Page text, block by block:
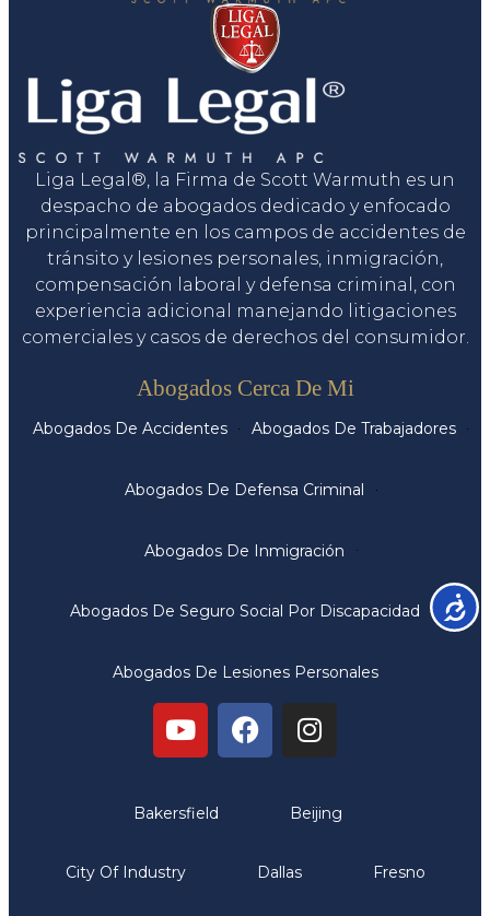
Liga Legal®, la Firma de Scott Warmuth es un
despacho de abogados dedicado y enfocado
principalmente en los campos de accidentes de
tránsito y lesiones personales, inmigración,
compensación laboral y defensa criminal, con
experiencia adicional manejando litigaciones
comerciales y casos de derechos del consumidor.
Abogados Cerca De Mi
Abogados De Accidentes Abogados De Trabajadores
Abogados De Defensa Criminal
Abogados De Inmigración
Abogados De Seguro Social Por Discapacidad
Abogados De Lesiones Personales
Bakersfield Beijing
City Of Industry Dallas Fresno